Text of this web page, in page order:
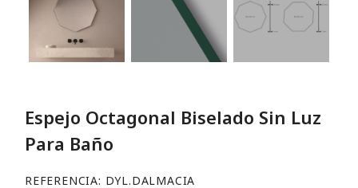
Espejo Octagonal Biselado Sin Luz
Para Baño
REFERENCIA DYL.DALMACIA